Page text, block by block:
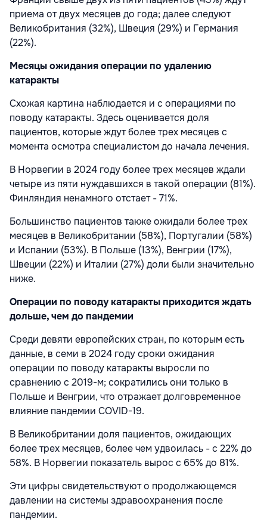
приема от двух месяцев до года; далее следуют
Великобритания (32%), Швеция (29%) и Германия
(22%).
Месяцы ожидания операции по удалению
катаракты
Схожая картина наблюдается и с операциями по
поводу катаракты. Здесь оценивается доля
пациентов, которые ждут более трех месяцев с
момента осмотра специалистом до начала лечения.
В Норвегии в 2024 году более трех месяцев ждали
четыре из пяти нуждавшихся в такой операции (81%).
Финляндия ненамного отстает - 71%.
Большинство пациентов также ожидали более трех
месяцев в Великобритании (58%), Португалии (58%)
и Испании (53%). В Польше (13%), Венгрии (17%),
Швеции (22%) и Италии (27%) доли были значительно
ниже.
Операции по поводу катаракты приходится ждать
дольше, чем до пандемии
Среди девяти европейских стран, по которым есть
данные, в семи в 2024 году сроки ожидания
операции по поводу катаракты выросли по
сравнению с 2019-м; сократились они только в
Польше и Венгрии, что отражает долговременное
влияние пандемии COVID-19.
В Великобритании доля пациентов, ожидающих
более трех месяцев, более чем удвоилась - с 22% до
58%. В Норвегии показатель вырос с 65% до 81%.
Эти цифры свидетельствуют о продолжающемся
давлении на системы здравоохранения после
пандемии.